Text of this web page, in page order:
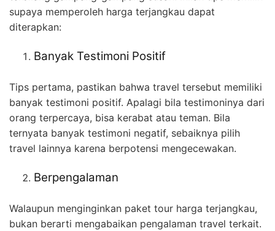
supaya memperoleh harga terjangkau dapat
diterapkan:
Banyak Testimoni Positif
Tips pertama, pastikan bahwa travel tersebut memiliki
banyak testimoni positif. Apalagi bila testimoninya dari
orang terpercaya, bisa kerabat atau teman. Bila
ternyata banyak testimoni negatif, sebaiknya pilih
travel lainnya karena berpotensi mengecewakan.
Berpengalaman
Walaupun menginginkan paket tour harga terjangkau,
bukan berarti mengabaikan pengalaman travel terkait.